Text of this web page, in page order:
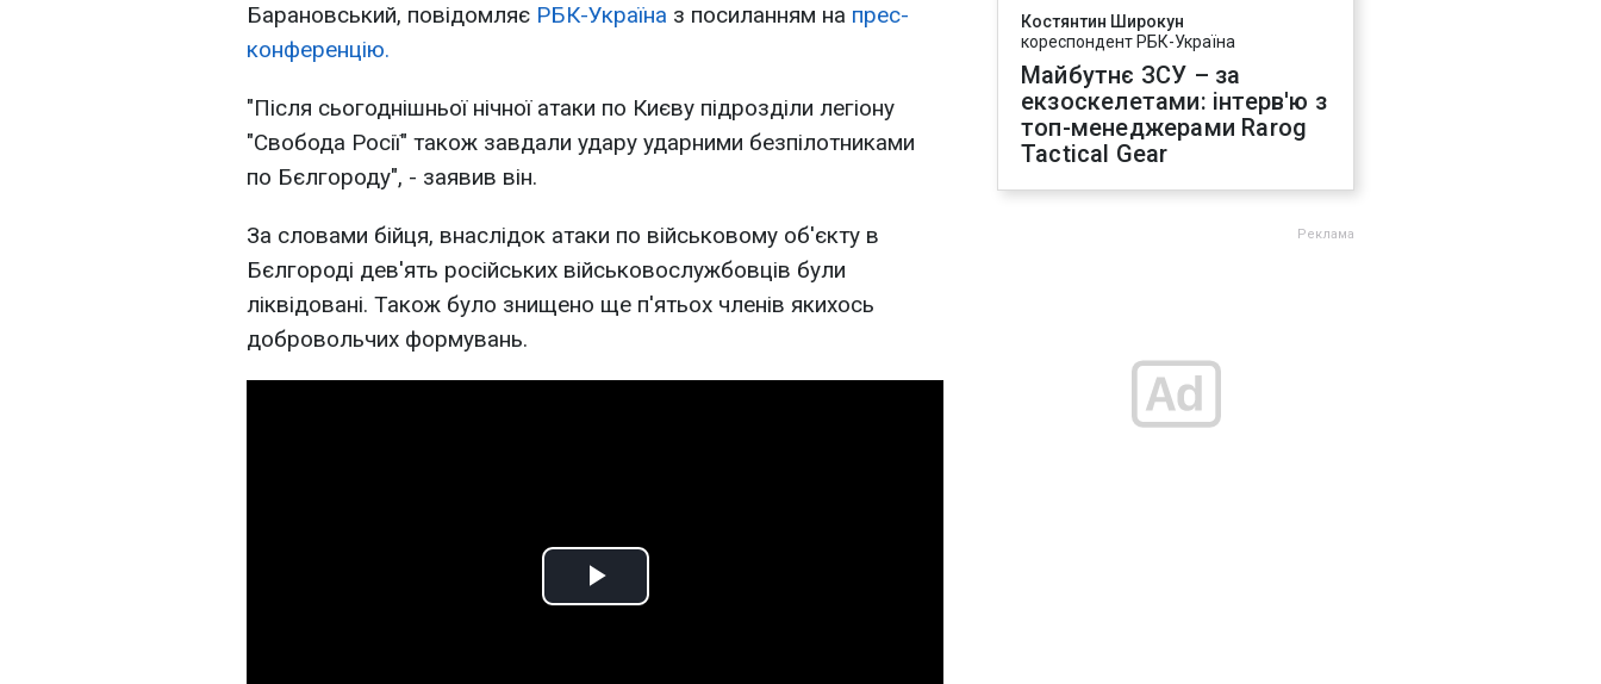
Барановський, повідомляє РБК-Україна з посиланням на прес-
конференцію.
"Після сьогоднішньої нічної атаки по Києву підрозділи легіону
"Свобода Росії" також завдали удару ударними безпілотниками
по Бєлгороду", - заявив він.
За словами бійця, внаслідок атаки по військовому об'єкту в
Бєлгороді дев'ять російських військовослужбовців були
ліквідовані. Також було знищено ще п'ятьох членів якихось
добровольчих формувань.
Play
Костянтин Широкун
кореспондент РБК-Україна
Майбутнє ЗСУ – за
екзоскелетами: інтерв'ю з
топ-менеджерами Rarog
Tactical Gear